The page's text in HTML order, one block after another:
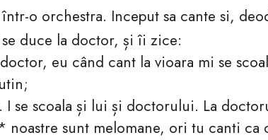
o orchestra. Inceput sa cante si,
duce la doctor, și îi zice:
eu când cant la vioara mi se
I se scoala și lui și doctorului. La
sunt melomane, ori tu canti